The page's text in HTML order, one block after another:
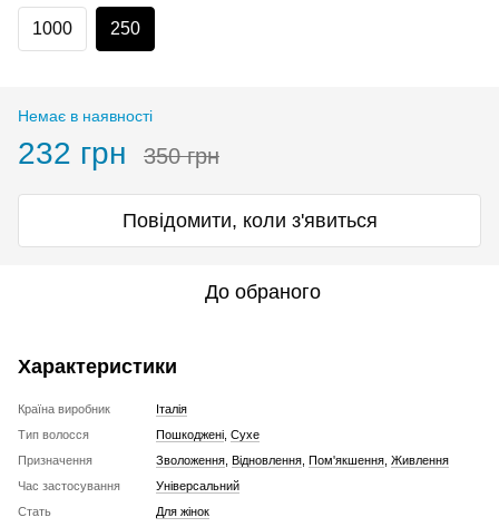
1000 250
Немає в наявності
232 грн 350 грн
Повідомити, коли з'явиться
До обраного
Характеристики
Країна виробник
Італія
Тип волосся
Пошкоджені Сухе
Призначення
Зволоження Відновлення Пом'якшення Живлення
Час застосування
Універсальний
Стать
Для жінок